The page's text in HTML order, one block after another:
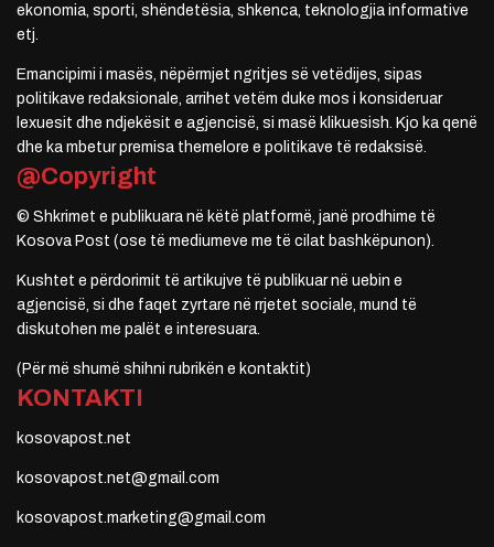
ekonomia, sporti, shëndetësia, shkenca, teknologjia informative
etj.
Emancipimi i masës, nëpërmjet ngritjes së vetëdijes, sipas
politikave redaksionale, arrihet vetëm duke mos i konsideruar
lexuesit dhe ndjekësit e agjencisë, si masë klikuesish. Kjo ka qenë
dhe ka mbetur premisa themelore e politikave të redaksisë.
@Copyright
© Shkrimet e publikuara në këtë platformë, janë prodhime të
Kosova Post (ose të mediumeve me të cilat bashkëpunon).
Kushtet e përdorimit të artikujve të publikuar në uebin e
agjencisë, si dhe faqet zyrtare në rrjetet sociale, mund të
diskutohen me palët e interesuara.
(Për më shumë shihni rubrikën e kontaktit)
KONTAKTI
kosovapost.net
kosovapost.net@gmail.com
kosovapost.marketing@gmail.com